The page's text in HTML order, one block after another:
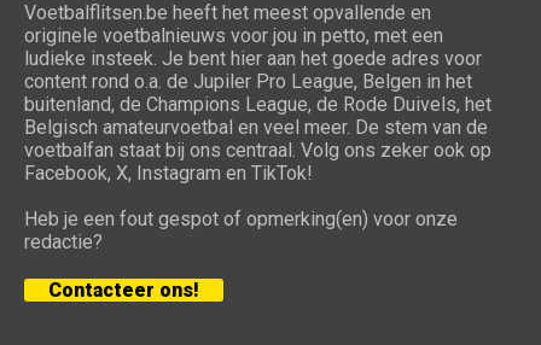
Voetbalflitsen.be heeft het meest opvallende en
originele voetbalnieuws voor jou in petto, met een
ludieke insteek. Je bent hier aan het goede adres voor
content rond o.a. de Jupiler Pro League, Belgen in het
buitenland, de Champions League, de Rode Duivels, het
Belgisch amateurvoetbal en veel meer. De stem van de
voetbalfan staat bij ons centraal. Volg ons zeker ook op
Facebook, X, Instagram en TikTok!
Heb je een fout gespot of opmerking(en) voor onze
redactie?
Contacteer ons!